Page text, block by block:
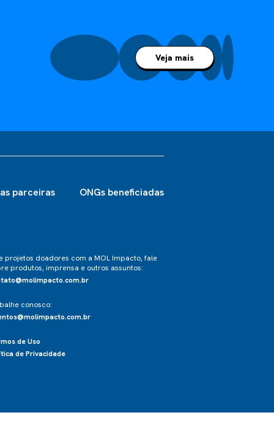
Veja mais
parceiras ONGs beneficiadas
projetos doadores com a MOL Impacto, fale
produtos, imprensa e outros assuntos:
conosco:
de Uso
de Privacidade